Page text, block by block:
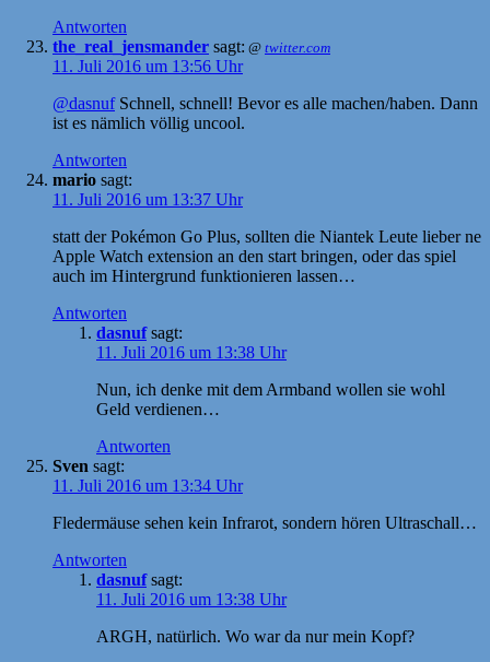
Antworten
the_real_jensmander sagt: @ twitter.com
11. Juli 2016 um 13:56 Uhr
@dasnufSchnell, schnell! Bevor es alle machen/haben. Dann
ist es nämlich völlig uncool.
Antworten
mario sagt:
11. Juli 2016 um 13:37 Uhr
statt der Pokémon Go Plus, sollten die Niantek Leute lieber ne
Apple Watch extension an den start bringen, oder das spiel
auch im Hintergrund funktionieren lassen…
Antworten
dasnuf sagt:
11. Juli 2016 um 13:38 Uhr
Nun, ich denke mit dem Armband wollen sie wohl
Geld verdienen…
Antworten
Sven sagt:
11. Juli 2016 um 13:34 Uhr
Fledermäuse sehen kein Infrarot, sondern hören Ultraschall…
Antworten
dasnuf sagt:
11. Juli 2016 um 13:38 Uhr
ARGH, natürlich. Wo war da nur mein Kopf?